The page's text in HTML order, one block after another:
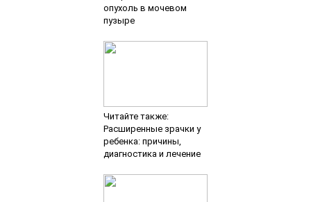
опухоль в мочевом
пузыре
Читайте также:
Расширенные зрачки у
ребенка: причины,
диагностика и лечение